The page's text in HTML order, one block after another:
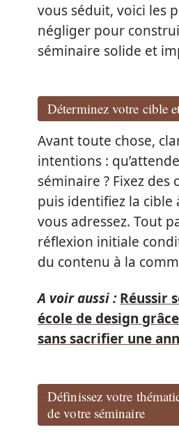
vous séduit, voici les
négliger pour
séminaire solide et
Déterminez votre cible
Avant toute chose,
intentions :
séminaire ? Fixez des
puis identifiez la cible
vous adressez. Tout
réflexion initiale
du contenu à la
A voir aussi : Réussir
école de design
sans sacrifier une
Définissez votre
de votre séminaire